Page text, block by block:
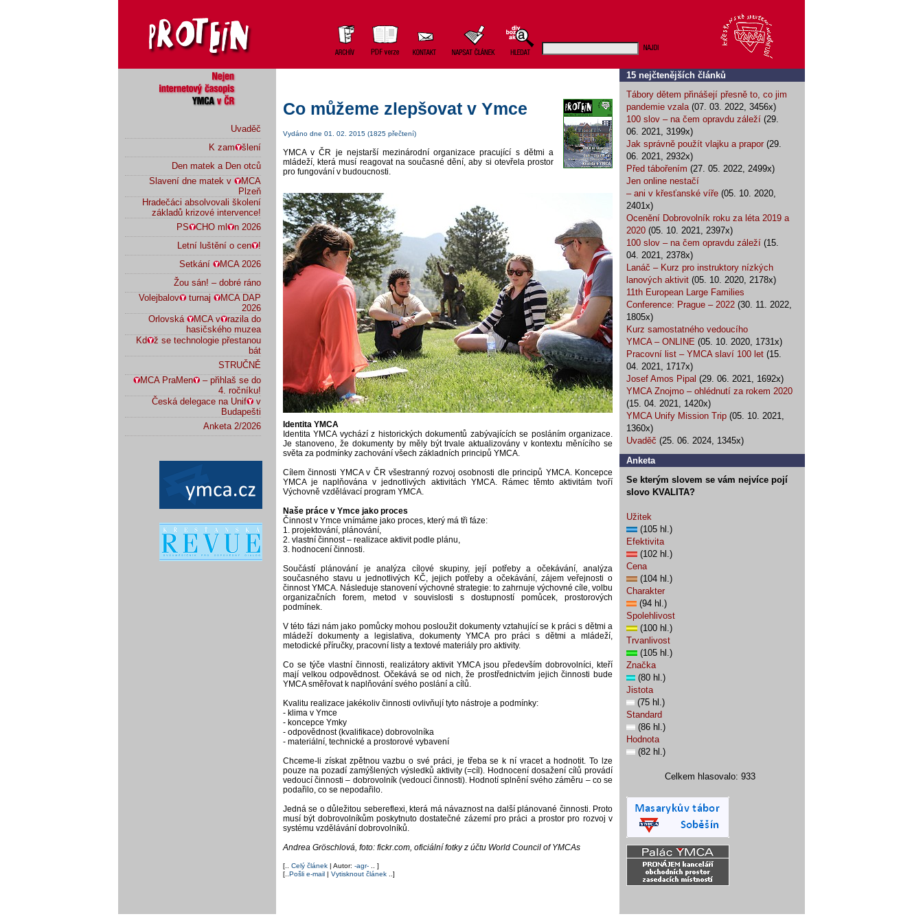
Uvaděč
K zam
šlení
Den matek a Den otců
Slavení dne matek v
MCA
Plzeň
Hradečáci absolvovali školení
základů krizové intervence!
PS
CHO ml
n 2026
Letní luštění o cen
!
Setkání
MCA 2026
Žou sán! – dobré ráno
Volejbalov
turnaj
MCA DAP
2026
Orlovská
MCA v
razila do
hasičského muzea
Kd
ž se technologie přestanou
bát
STRUČNĚ
MCA PraMen
– přihlaš se do
4. ročníku!
Česká delegace na Unif
v
Budapešti
Anketa 2/2026
Co můžeme zlepšovat v Ymce
Vydáno dne 01. 02. 2015 (1825 přečtení)
YMCA v ČR je nejstarší mezinárodní organizace pracující s dětmi a
mládeží, která musí reagovat na současné dění, aby si otevřela prostor
pro fungování v budoucnosti.
Identita YMCA
Identita YMCA vychází z historických dokumentů zabývajících se posláním organizace.
Je stanoveno, že dokumenty by měly být trvale aktualizovány v kontextu měnícího se
světa za podmínky zachování všech základních principů YMCA.
Cílem činnosti YMCA v ČR všestranný rozvoj osobnosti dle principů YMCA. Koncepce
YMCA je naplňována v jednotlivých aktivitách YMCA. Rámec těmto aktivitám tvoří
Výchovně vzdělávací program YMCA.
Naše práce v Ymce jako proces
Činnost v Ymce vnímáme jako proces, který má tři fáze:
1. projektování, plánování,
2. vlastní činnost – realizace aktivit podle plánu,
3. hodnocení činnosti.
Součástí plánování je analýza cílové skupiny, její potřeby a očekávání, analýza
současného stavu u jednotlivých KČ, jejich potřeby a očekávání, zájem veřejnosti o
činnost YMCA. Následuje stanovení výchovné strategie: to zahrnuje výchovné cíle, volbu
organizačních forem, metod v souvislosti s dostupností pomůcek, prostorových
podmínek.
V této fázi nám jako pomůcky mohou posloužit dokumenty vztahující se k práci s dětmi a
mládeží dokumenty a legislativa, dokumenty YMCA pro práci s dětmi a mládeží,
metodické příručky, pracovní listy a textové materiály pro aktivity.
Co se týče vlastní činnosti, realizátory aktivit YMCA jsou především dobrovolníci, kteří
mají velkou odpovědnost. Očekává se od nich, že prostřednictvím jejich činnosti bude
YMCA směřovat k naplňování svého poslání a cílů.
Kvalitu realizace jakékoliv činnosti ovlivňují tyto nástroje a podmínky:
- klima v Ymce
- koncepce Ymky
- odpovědnost (kvalifikace) dobrovolníka
- materiální, technické a prostorové vybavení
Chceme-li získat zpětnou vazbu o své práci, je třeba se k ní vracet a hodnotit. To lze
pouze na pozadí zamýšlených výsledků aktivity (=cíl). Hodnocení dosažení cílů provádí
vedoucí činnosti – dobrovolník (vedoucí činnosti). Hodnotí splnění svého záměru – co se
podařilo, co se nepodařilo.
Jedná se o důležitou sebereflexi, která má návaznost na další plánované činnosti. Proto
musí být dobrovolníkům poskytnuto dostatečné zázemí pro práci a prostor pro rozvoj v
systému vzdělávání dobrovolníků.
Andrea Gröschlová, foto: fickr.com, oficiální fotky z účtu World Council of YMCAs
[.. Celý článek | Autor: -agr- .. ]
[.. Pošli e-mail | Vytisknout článek ..]
15 nejčtenějších článků
Tábory dětem přinášejí přesně to, co jim
pandemie vzala(07. 03. 2022, 3456x)
100 slov – na čem opravdu záleží (29.
06. 2021, 3199x)
Jak správně použít vlajku a prapor (29.
06. 2021, 2932x)
Před tábořením (27. 05. 2022, 2499x)
Jen online nestačí
– ani v křesťanské víře (05. 10. 2020,
2401x)
Ocenění Dobrovolník roku za léta 2019 a
2020 (05. 10. 2021, 2397x)
100 slov – na čem opravdu záleží (15.
04. 2021, 2378x)
Lanáč – Kurz pro instruktory nízkých
lanových aktivit (05. 10. 2020, 2178x)
11th European Large Families
Conference: Prague – 2022 (30. 11. 2022,
1805x)
Kurz samostatného vedoucího
YMCA – ONLINE (05. 10. 2020, 1731x)
Pracovní list – YMCA slaví 100 let (15.
04. 2021, 1717x)
Josef Amos Pipal (29. 06. 2021, 1692x)
YMCA Znojmo – ohlédnutí za rokem 2020
(15. 04. 2021, 1420x)
YMCA Unify Mission Trip (05. 10. 2021,
1360x)
Uvaděč (25. 06. 2024, 1345x)
Anketa
Se kterým slovem se vám nejvíce pojí
slovo KVALITA?
Užitek
(105 hl.)
Efektivita
(102 hl.)
Cena
(104 hl.)
Charakter
(94 hl.)
Spolehlivost
(100 hl.)
Trvanlivost
(105 hl.)
Značka
(80 hl.)
Jistota
(75 hl.)
Standard
(86 hl.)
Hodnota
(82 hl.)
Celkem hlasovalo: 933